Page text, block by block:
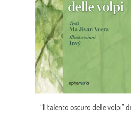
“Il talento oscuro delle volpi” di